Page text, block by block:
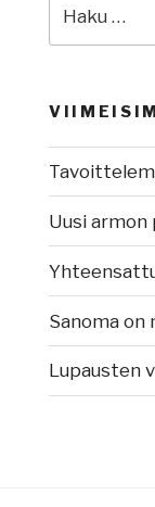
Uusi armon
Sanoma
Lupausten